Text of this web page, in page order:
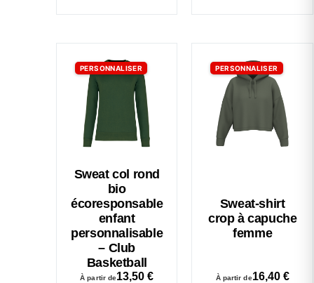
PERSONNALISER
Sweat col rond
bio
écoresponsable
enfant
personnalisable
– Club
Basketball
À partir de13,50€
PERSONNALISER
Sweat-shirt
crop à capuche
femme
À partir de16,40 €